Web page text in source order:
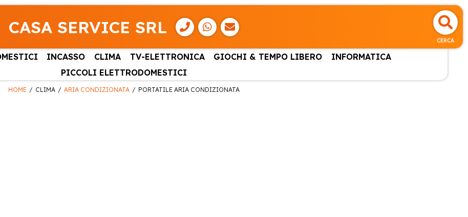
CASA SERVICE SRL
CERCA
INCASSO CLIMA TV-ELETTRONICA GIOCHI & TEMPO LIBERO
INFORMATICA
PICCOLI ELETTRODOMESTICI
HOME CLIMA ARIA CONDIZIONATA PORTATILE ARIA CONDIZIONATA